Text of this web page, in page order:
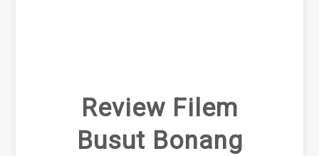
Review Filem
Busut Bonang